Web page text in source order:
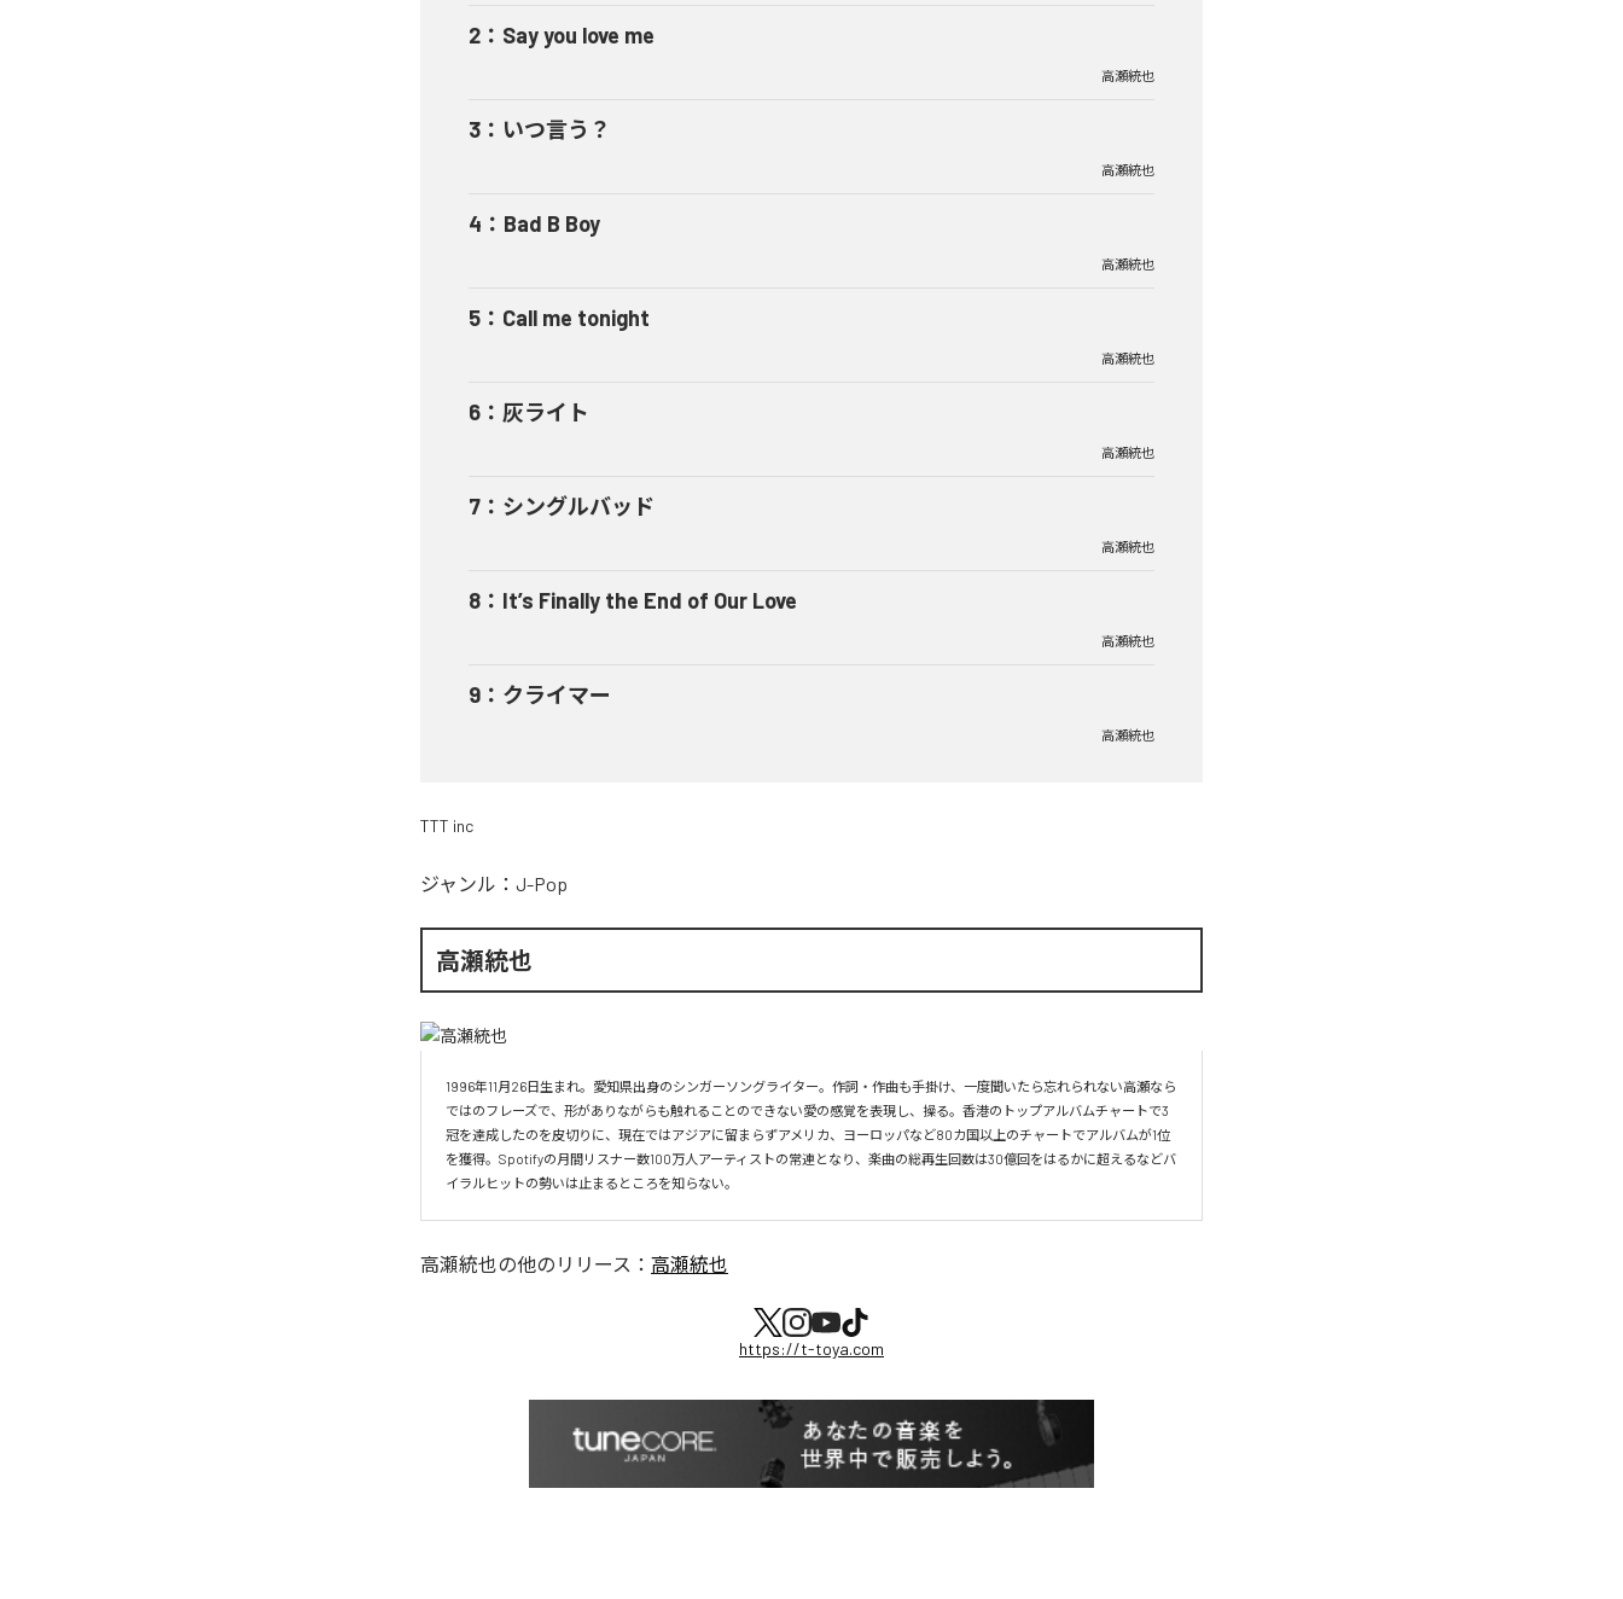
2 ： Say you love me
高瀬統也
3 ： いつ言う？
高瀬統也
4 ： Bad B Boy
高瀬統也
5 ： Call me tonight
高瀬統也
6 ： 灰ライト
高瀬統也
7 ： シングルバッド
高瀬統也
8 ： It’s Finally the End of Our Love
高瀬統也
9 ： クライマー
高瀬統也
TTT inc
ジャンル： J-Pop
高瀬統也
1996年11月26日生まれ。愛知県出身のシンガーソングライター。作詞・作曲も手掛け、一度聞いたら忘れられない高瀬なら
ではのフレーズで、形がありながらも触れることのできない愛の感覚を表現し、操る。香港のトップアルバムチャートで3
冠を達成したのを皮切りに、現在ではアジアに留まらずアメリカ、ヨーロッパなど80カ国以上のチャートでアルバムが1位
を獲得。Spotifyの月間リスナー数100万人アーティストの常連となり、楽曲の総再生回数は30億回をはるかに超えるなどバ
イラルヒットの勢いは止まるところを知らない。
高瀬統也の他のリリース： 高瀬統也
https://t-toya.com